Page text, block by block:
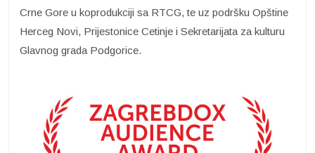
Crne Gore u koprodukciji sa RTCG, te uz podršku Opštine
Herceg Novi, Prijestonice Cetinje i Sekretarijata za kulturu
Glavnog grada Podgorice.